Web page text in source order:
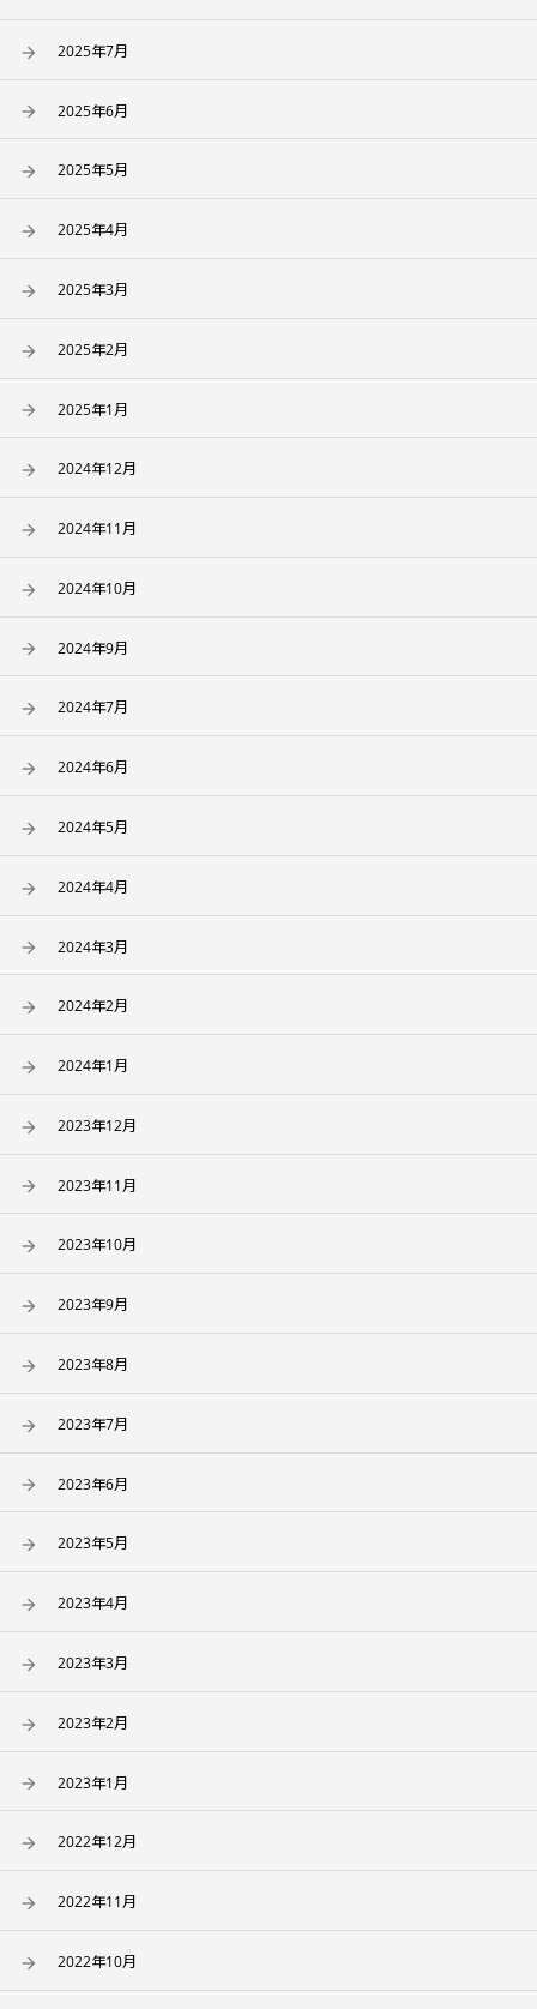
2025年7月
2025年6月
2025年5月
2025年4月
2025年3月
2025年2月
2025年1月
2024年12月
2024年11月
2024年10月
2024年9月
2024年7月
2024年6月
2024年5月
2024年4月
2024年3月
2024年2月
2024年1月
2023年12月
2023年11月
2023年10月
2023年9月
2023年8月
2023年7月
2023年6月
2023年5月
2023年4月
2023年3月
2023年2月
2023年1月
2022年12月
2022年11月
2022年10月